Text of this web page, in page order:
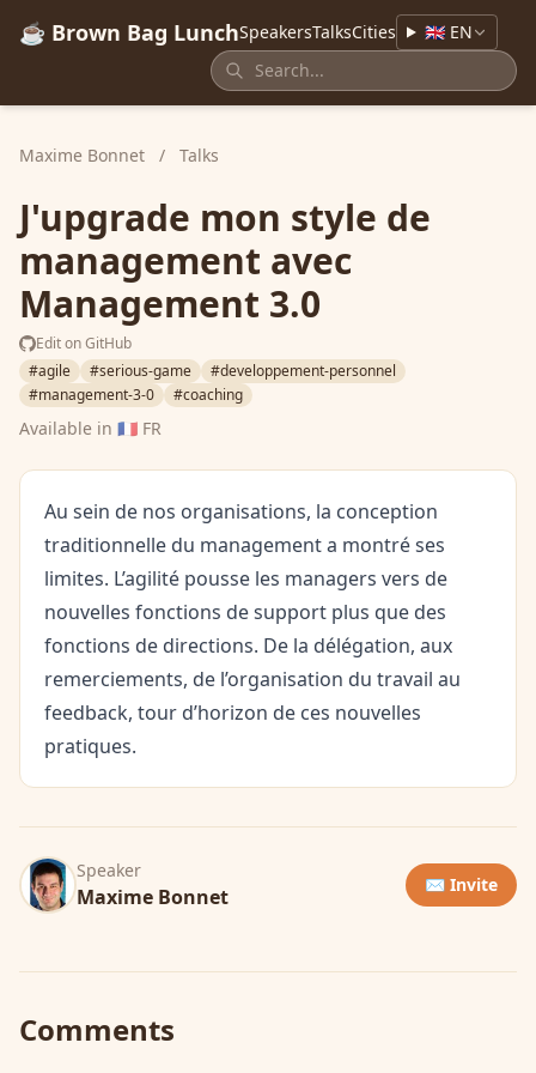
☕ Brown Bag LunchSpeakersTalksCities 🇬🇧 EN
Maxime Bonnet / Talks
J'upgrade mon style de
management avec
Management 3.0
Edit on GitHub
#agile
#serious-game
#developpement-personnel
#management-3-0
#coaching
Available in 🇫🇷 FR
Au sein de nos organisations, la conception
traditionnelle du management a montré ses
limites. L’agilité pousse les managers vers de
nouvelles fonctions de support plus que des
fonctions de directions. De la délégation, aux
remerciements, de l’organisation du travail au
feedback, tour d’horizon de ces nouvelles
pratiques.
Speaker
Maxime Bonnet ✉️ Invite
Comments